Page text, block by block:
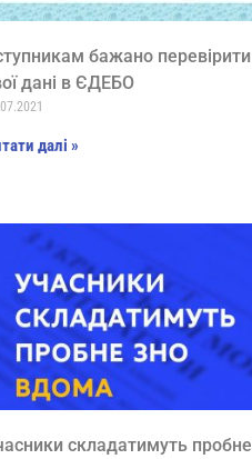
бажано перевірити
дані в ЄДЕБО
далі »
cкладатимуть пробне